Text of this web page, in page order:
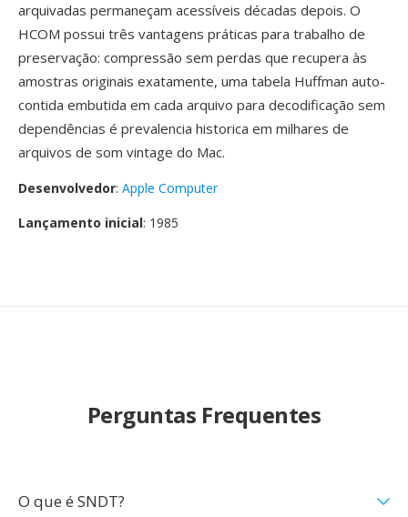
arquivadas permaneçam acessíveis décadas depois. O
HCOM possui três vantagens práticas para trabalho de
preservação: compressão sem perdas que recupera às
amostras originais exatamente, uma tabela Huffman auto-
contida embutida em cada arquivo para decodificação sem
dependências é prevalencia historica em milhares de
arquivos de som vintage do Mac.
Desenvolvedor: Apple Computer
Lançamento inicial: 1985
Perguntas Frequentes
O que é SNDT?